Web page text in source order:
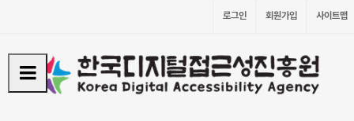
로그인 회원가입 사이트맵